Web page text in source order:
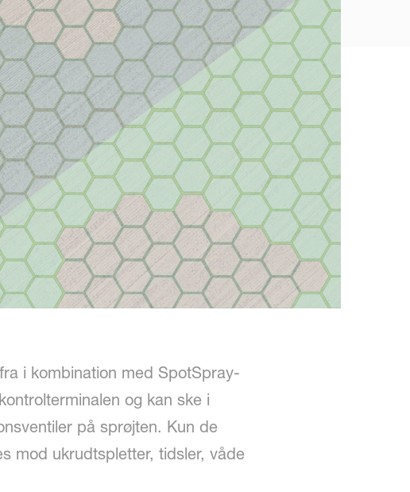
i kombination med SpotSpray-
og kan ske i
på sprøjten. Kun de
mod ukrudtspletter, tidsler, våde